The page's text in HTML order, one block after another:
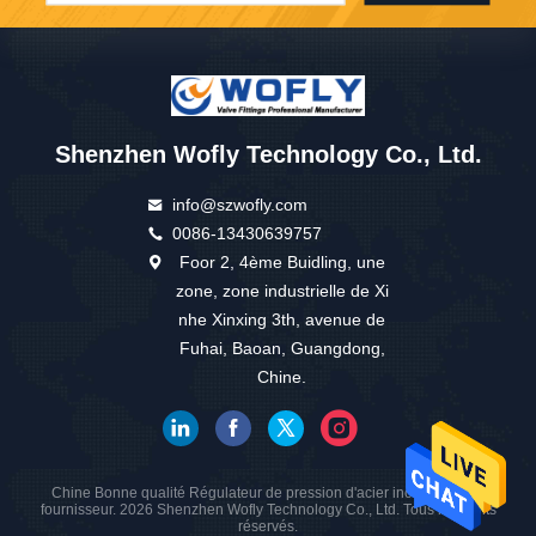
Shenzhen Wofly Technology Co., Ltd.
info@szwofly.com
0086-13430639757
Foor 2, 4ème Buidling, une
zone, zone industrielle de Xi
nhe Xinxing 3th, avenue de
Fuhai, Baoan, Guangdong,
Chine.
Chine Bonne qualité Régulateur de pression d'acier inoxydable Le
fournisseur. 2026 Shenzhen Wofly Technology Co., Ltd. Tous les droits
réservés.